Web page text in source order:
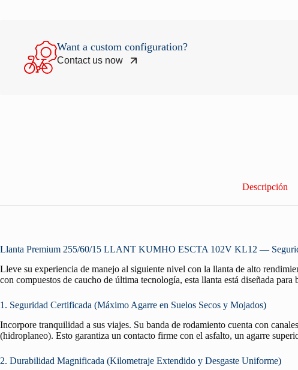
Want a custom configuration?
Contact us now
Descripción
Llanta Premium 255/60/15 LLANT KUMHO ESCTA 102V KL12 —
Lleve su experiencia de manejo al siguiente nivel con la llanta de alto
con compuestos de caucho de última tecnología, esta llanta está diseñada
1. Seguridad Certificada (Máximo Agarre en Suelos Secos y Mojados)
Incorpore tranquilidad a sus viajes. Su banda de rodamiento cuenta con
(hidroplaneo). Esto garantiza un contacto firme con el asfalto, un agarre
2. Durabilidad Magnificada (Kilometraje Extendido y Desgaste Uniforme)